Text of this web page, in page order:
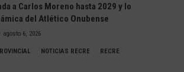
a Carlos Moreno hasta 2029 y lo
del Atlético Onubense
agosto 6, 2026
NOTICIAS RECRE RECRE